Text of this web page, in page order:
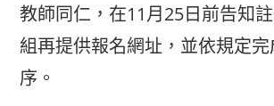
教師同仁，在11月25日前告知
組再提供報名網址，並依規定
序。